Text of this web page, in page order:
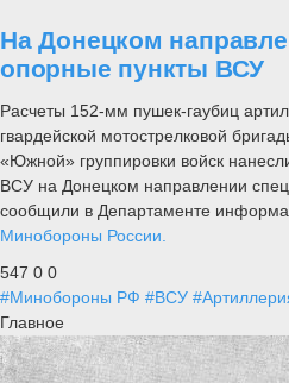
На Донецком
опорные пункты ВСУ
Расчеты 152-мм пушек-гаубиц
гвардейской мотострелковой
«Южной» группировки войск
ВСУ на Донецком направлении
сообщили в Департаменте
Минобороны России.
547 0 0
#Минобороны РФ #ВСУ
Главное